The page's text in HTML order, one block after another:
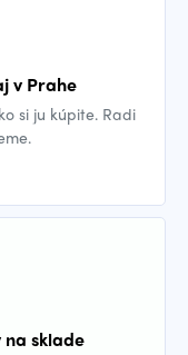
v Prahe
si ju kúpite. Radi
sklade